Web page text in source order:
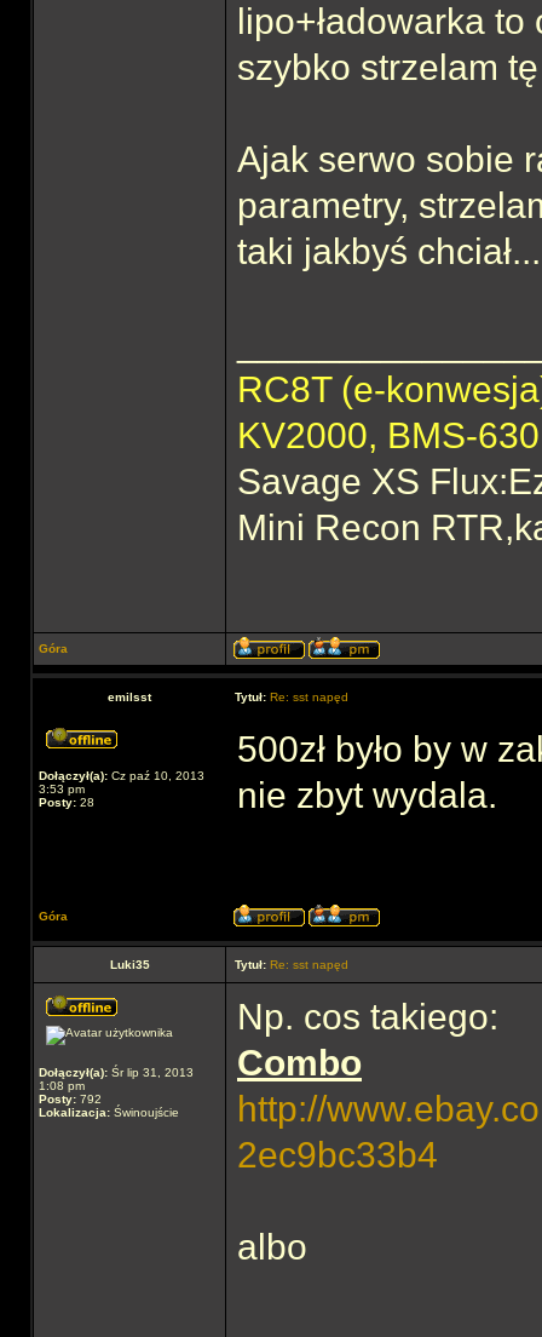
lipo+ładowarka
szybko strzelam
Ajak serwo sobie
parametry,
taki jakbyś chciał...
RC8T (e-
KV2000, BMS-
Savage XS
Mini Recon
Góra
emilsst Tytuł: Re: sst napęd
Dołączył(a): Cz paź 10, 2013
3:53 pm
Posty: 28
500zł było by w
nie zbyt wydala.
Góra
Luki35 Tytuł: Re: sst napęd
Dołączył(a): Śr lip 31, 2013
1:08 pm
Posty: 792
Lokalizacja: Świnoujście
Np. cos takiego:
Combo
http://
2ec9bc33b4
albo